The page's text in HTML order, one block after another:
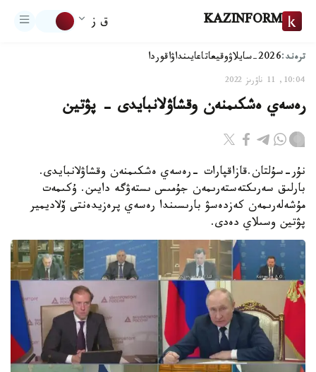
KAZINFORM ق ز
ترەند:2026-سايلاۋ وقيعاتاعايىنداۋاقوردا
10:04, 11 ناۋرىز 2022
رەسەي ەشكىمنەن وقشاۋلانبايدى – پۋتين
نۇر-سۇلتان.قازاقپارات -رەسەي ەشكىمنەن وقشاۋلانبايدى.
بارلىق سەرىكتەستەرىمەن جۇمىس ىستەۋگە دايىن. ۇكىمەت
مۇشەلەرىمەن كەزدەسۋ بارىسىندا رەسەي پرەزيدەنتى ۆلاديمير
پۋتين وسىلاي دەدى.